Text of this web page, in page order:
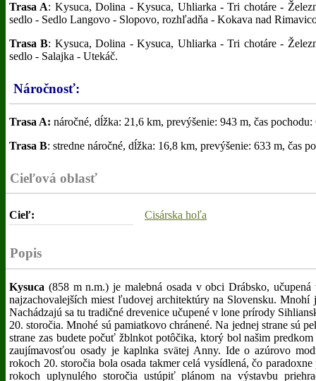
Trasa A: Kysuca, Dolina - Kysuca, Uhliarka - Tri chotáre -
sedlo - Sedlo Langovo - Slopovo, rozhľadňa - Kokava nad
Trasa B: Kysuca, Dolina - Kysuca, Uhliarka - Tri chotáre -
sedlo - Salajka - Utekáč.
Náročnosť:
Trasa A: náročné, dĺžka: 21,6 km, prevýšenie: 943 m, čas pochodu:
Trasa B: stredne náročné, dĺžka: 16,8 km, prevýšenie: 633 m, čas
Cieľová oblasť
Cieľ: Cisárska hoľa
Popis
Kysuca (858 m n.m.) je malebná osada v obci Drábsko,
najzachovalejších miest ľudovej architektúry na Slovensku.
Nachádzajú sa tu tradičné drevenice učupené v lone prírody
20. storočia. Mnohé sú pamiatkovo chránené. Na jednej strane sú
strane zas budete počuť žblnkot potôčika, ktorý bol našim
zaujímavosťou osady je kaplnka svätej Anny. Ide o azúrovo
rokoch 20. storočia bola osada takmer celá vysídlená, čo
rokoch uplynulého storočia ustúpiť plánom na výstavbu